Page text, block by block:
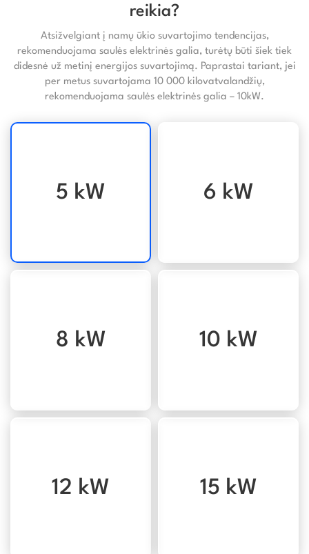
reikia?
Atsižvelgiant į namų ūkio suvartojimo tendencijas,
rekomenduojama saulės elektrinės galia, turėtų būti šiek tiek
didesnė už metinį energijos suvartojimą. Paprastai tariant, jei
per metus suvartojama 10 000 kilovatvalandžių,
rekomenduojama saulės elektrinės galia – 10kW.
5 kW 6 kW
8 kW 10 kW
12 kW 15 kW